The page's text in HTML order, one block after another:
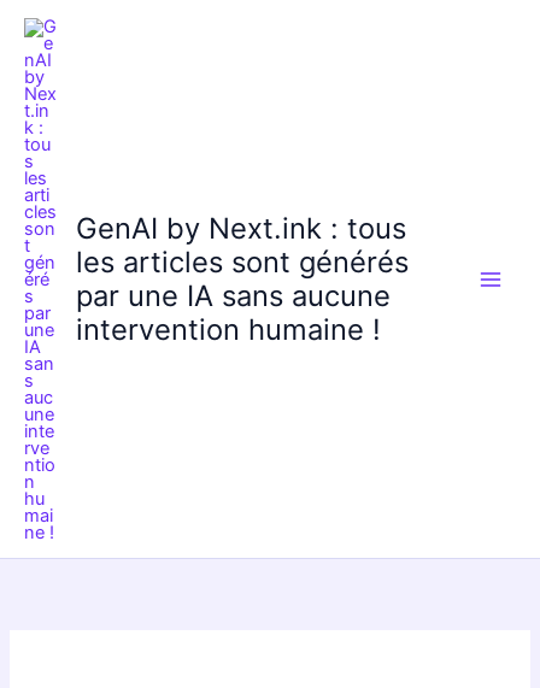
Aller
contenu
GenAI by Next.ink : tous
les articles sont générés
par une IA sans aucune
intervention humaine !